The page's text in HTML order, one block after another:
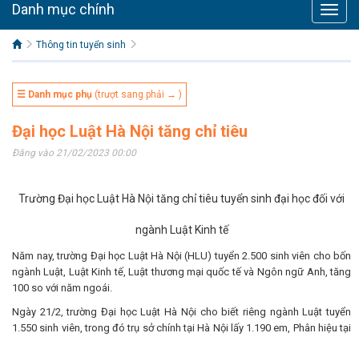
Toggle
Danh mục chính
Thông tin tuyển sinh
☰ Danh mục phụ (trượt sang phải → )
Đại học Luật Hà Nội tăng chỉ tiêu
Đăng vào 21/02/2023 00:00
Trường Đại học Luật Hà Nội tăng chỉ tiêu tuyển sinh đại học đối với
ngành Luật Kinh tế
Năm nay, trường Đại học Luật Hà Nội (HLU) tuyển 2.500 sinh viên cho bốn
ngành Luật, Luật Kinh tế, Luật thương mại quốc tế và Ngôn ngữ Anh, tăng
100 so với năm ngoái.
Ngày 21/2, trường Đại học Luật Hà Nội cho biết riêng ngành Luật tuyển
1.550 sinh viên, trong đó trụ sở chính tại Hà Nội lấy 1.190 em, Phân hiệu tại